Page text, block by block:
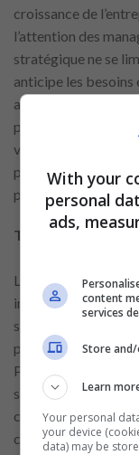
croissance de
l’attention des
stratégique ne se
anticipe les
attitude proactive
pour la croissance
vision permet au
personnels avec
pour le
Technologie dans
Les technologies
important dans le
systèmes de
professionnels à
Par exemple, les
stocks ou de gérer
collaborateurs. Être
car l’intégration
With your
personal
ads,
content
services
Store
Learn
Your personal
your device
data) may be